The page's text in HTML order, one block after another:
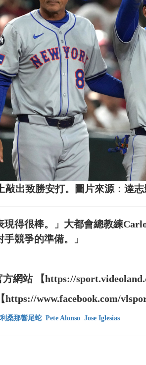
敲出致勝安打。圖片來源：達
現得很棒。」大都會總教練
競爭的準備。」
網站 【https://
www.facebook.com/
桑那響尾蛇 Pete Alonso Jose Iglesias